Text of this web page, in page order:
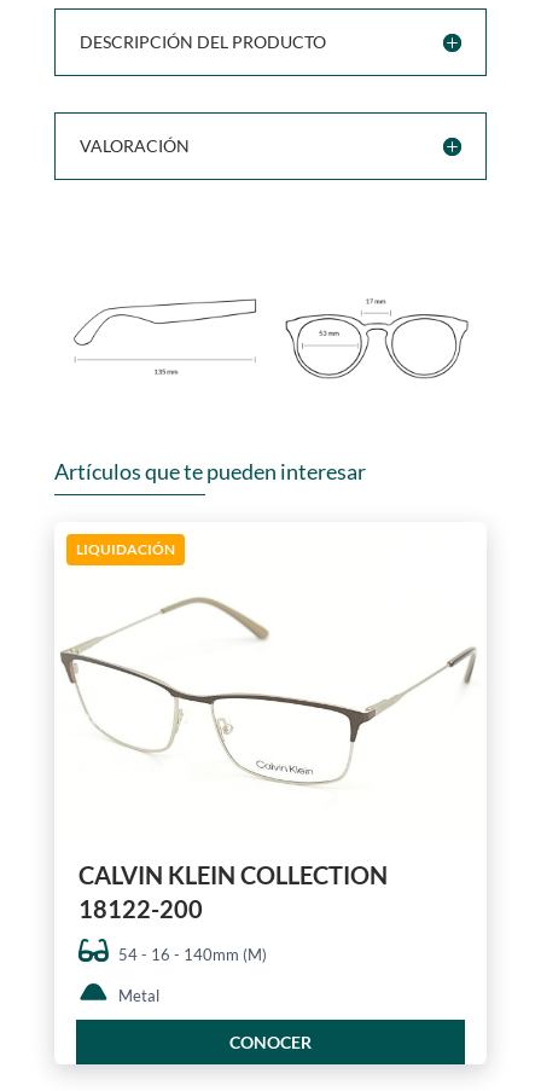
DESCRIPCIÓN DEL PRODUCTO
VALORACIÓN
Artículos que te pueden interesar
LIQUIDACIÓN
CALVIN KLEIN COLLECTION
18122-200
54 - 16 - 140mm (M)
Metal
CONOCER